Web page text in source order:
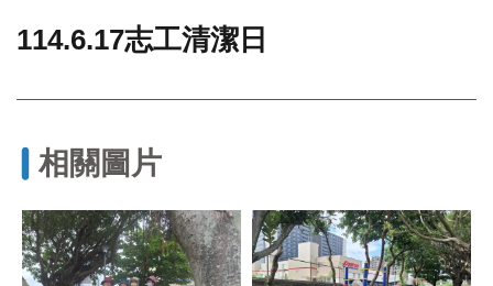
門
整
統
文
化
114.6.17志工清潔日
相關圖片